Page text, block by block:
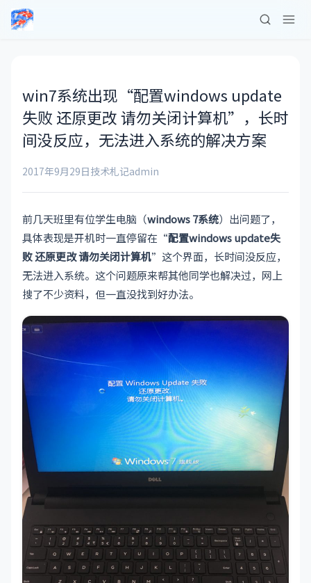
win7系统出现“配置windows update
失败 还原更改 请勿关闭计算机”，长时
间没反应，无法进入系统的解决方案
2017年9月29日技术札记admin
前几天班里有位学生电脑（windows 7系统）出问题了，
具体表现是开机时一直停留在“配置windows update失
败 还原更改 请勿关闭计算机”这个界面，长时间没反应，
无法进入系统。这个问题原来帮其他同学也解决过，网上
搜了不少资料，但一直没找到好办法。